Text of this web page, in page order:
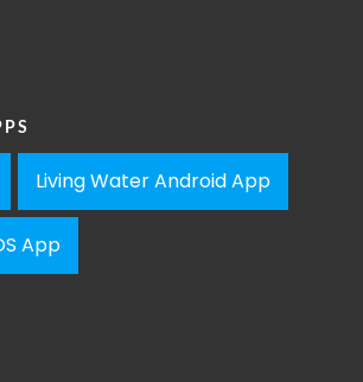
Living Water Android App
App